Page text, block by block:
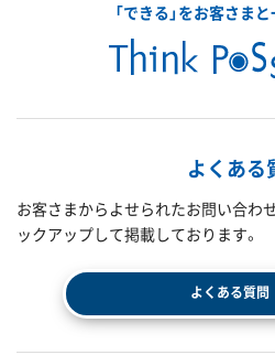
「できる」をお客さま
よくある
お客さまからよせられたお問い合わ
ックアップして掲載しております。
よくある質問